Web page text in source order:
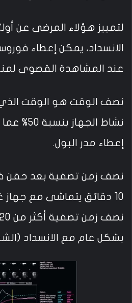
لتمييز هؤلاء المرضى عن
الانسداد، يمكن إعطاء
عند المشاهدة القصوى
نصف الوقت هو الوقت
نشاط
إعطاء مدر البول.
نصف زمن تصفية بعد حقن
10 دقائق يتماشى مع جهاز
بشكل عام مع الانسداد (الشكل